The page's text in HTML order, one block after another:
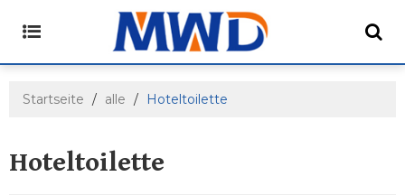
Startseite / alle / Hoteltoilette
Hoteltoilette